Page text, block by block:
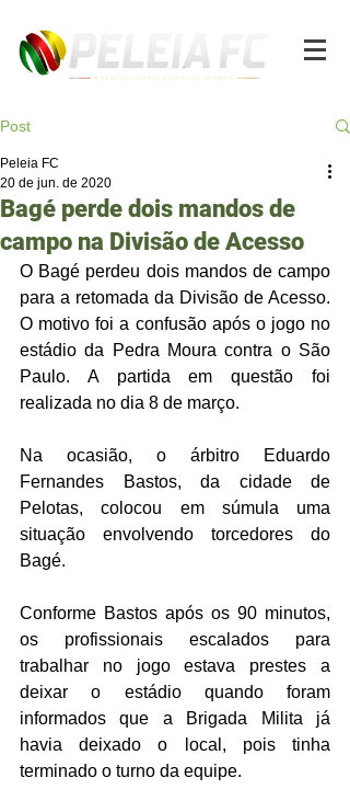
Post
Bagé perde dois mandos de
campo na Divisão de Acesso
Peleia FC
20 de jun. de 2020
O Bagé perdeu dois mandos de campo
para a retomada da Divisão de Acesso.
O motivo foi a confusão após o jogo no
estádio da Pedra Moura contra o São
Paulo. A partida em questão foi
realizada no dia 8 de março.
Na ocasião, o árbitro Eduardo
Fernandes Bastos, da cidade de
Pelotas, colocou em súmula uma
situação envolvendo torcedores do
Bagé.
Conforme Bastos após os 90 minutos,
os profissionais escalados para
trabalhar no jogo estava prestes a
deixar o estádio quando foram
informados que a Brigada Milita já
havia deixado o local, pois tinha
terminado o turno da equipe.